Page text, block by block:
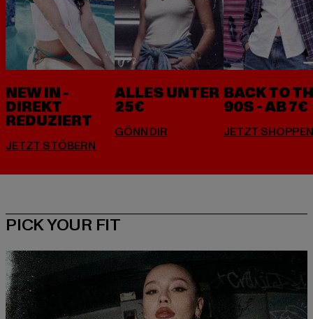
NEW IN -
DIREKT
REDUZIERT
ALLES UNTER
25€
BACK TO
90S - AB 7€
PICK YOUR FIT